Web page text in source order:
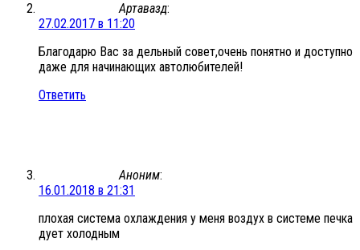
Артавазд:
27.02.2017 в 11:20
Благодарю Вас за дельный совет,очень понятно и доступно
даже для начинающих автолюбителей!
Ответить
Аноним:
16.01.2018 в 21:31
плохая система охлаждения у меня воздух в системе печка
дует холодным